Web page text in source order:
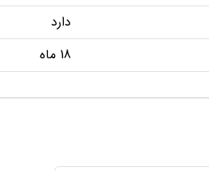
دارد
18 ماه